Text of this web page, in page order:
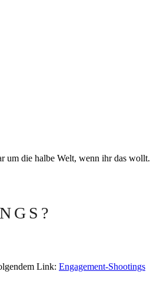
um die halbe Welt, wenn ihr das wollt.
Link: Engagement-Shootings